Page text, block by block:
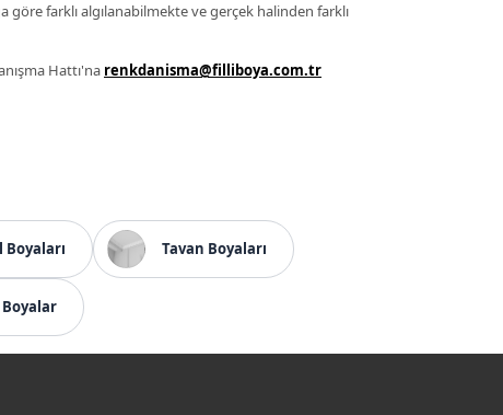
göre farklı algılanabilmekte ve gerçek halinden farklı
Hattı'na renkdanisma@filliboya.com.tr
Boyaları Tavan Boyaları
Boyalar